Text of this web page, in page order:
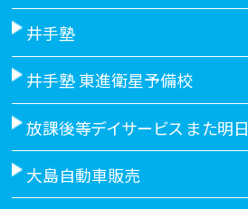
井手塾
井手塾 東進衛星予備校
放課後等デイサービス また明日
大島自動車販売